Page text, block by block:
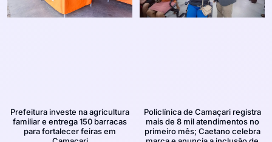
Prefeitura investe na agricultura
familiar e entrega 150 barracas
para fortalecer feiras em
Policlínica de Camaçari registra
mais de 8 mil atendimentos no
primeiro mês; Caetano celebra